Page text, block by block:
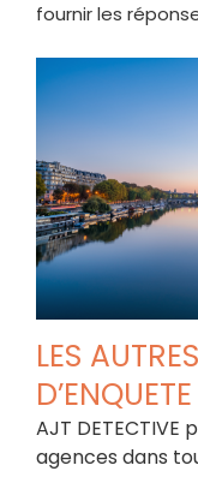
fournir les
LES
AJT
agences dans